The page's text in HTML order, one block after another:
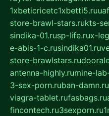
1xbeticricetc1xbetti5.ru
store-brawl-stars.rukts-
sindika-01.rusp-life.rux-
e-abis-1-c.rusindika01.ru
store-brawlstars.ru
antenna-highly.rumine-
3-sex-porn.ruban-damn.ru
viagra-tablet.rufasbags.ru
fincontech.ru3sexporn.ru